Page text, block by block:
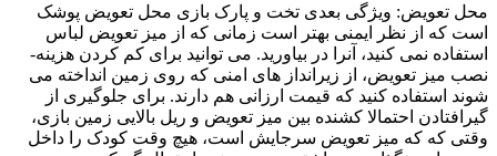
محل تعویض: ویژگی بعدی تخت و پارک بازی محل تعویض پوشک
است که از نظر ایمنی بهتر است زمانی که از میز تعویض لباس
استفاده نمی کنید، آنرا در بیاورید. می توانید برای کم کردن هزینه­
نصب میز تعویض، از زیرانداز های امنی که روی زمین انداخته می
شوند استفاده کنید که قیمت ارزانی هم دارند. برای جلوگیری از
گیرافتادن احتمالا کشنده بین میز تعویض و ریل بالایی زمین بازی،
وقتی که که میز تعویض سرجایش است، هیچ وقت کودک را داخل